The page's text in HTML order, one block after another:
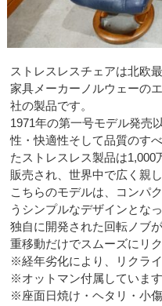
ストレスレスチェアは北欧
家具メーカーノルウェーの
社の製品です。
1971年の第一号モデル発売
性・快適性そして品質のす
たストレスレス製品は1,000
販売され、世界中で広く親
こちらのモデルは、コンパ
うシンプルなデザインとなっ
独自に開発された回転ノブ
重移動だけでスムーズにリ
※経年劣化により、リクラ
※オットマン付属していま
※座面日焼け・ヘタリ・小